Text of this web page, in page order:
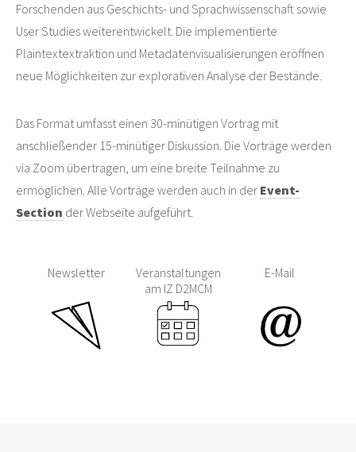
Forschenden aus Geschichts- und Sprachwissenschaft sowie
User Studies weiterentwickelt. Die implementierte
Plaintextextraktion und Metadatenvisualisierungen eröffnen
neue Möglichkeiten zur explorativen Analyse der Bestände.
Das Format umfasst einen 30-minütigen Vortrag mit
anschließender 15-minütiger Diskussion. Die Vorträge werden
via Zoom übertragen, um eine breite Teilnahme zu
ermöglichen. Alle Vorträge werden auch in der Event-
Section der Webseite aufgeführt.
Newsletter
Veranstaltungen
am IZ D2MCM
E-Mail